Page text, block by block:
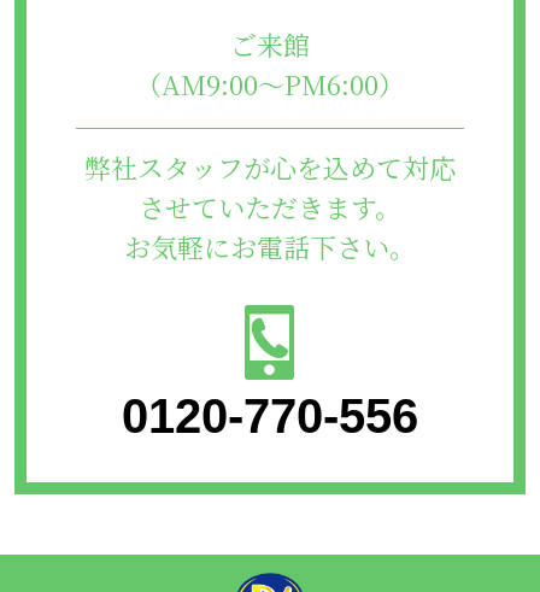
ご来館
（AM9:00～PM6:00）
弊社スタッフが心を込めて対応
させていただきます。
お気軽にお電話下さい。
0120-770-556